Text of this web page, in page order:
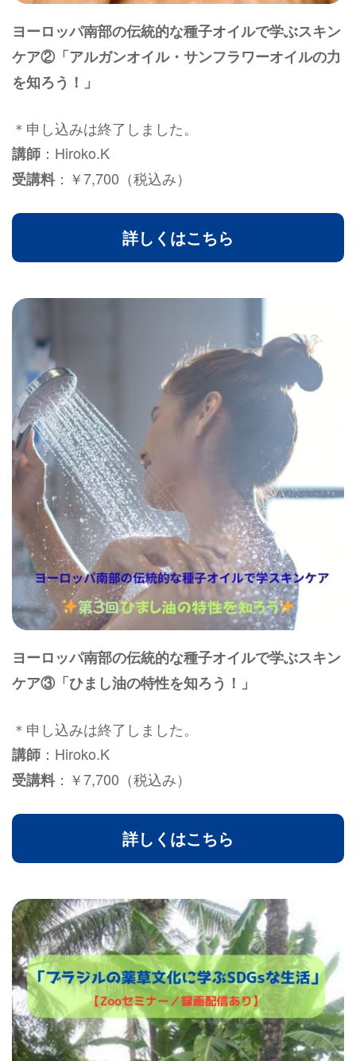
ヨーロッパ南部の伝統的な種子オイルで学ぶスキン
ケア②「アルガンオイル・サンフラワーオイルの力
を知ろう！」
＊申し込みは終了しました。
講師 ：Hiroko.K
受講料：￥7,700（税込み）
詳しくはこちら
ヨーロッパ南部の伝統的な種子オイルで学ぶスキン
ケア③「ひまし油の特性を知ろう！」
＊申し込みは終了しました。
講師 ：Hiroko.K
受講料：￥7,700（税込み）
詳しくはこちら